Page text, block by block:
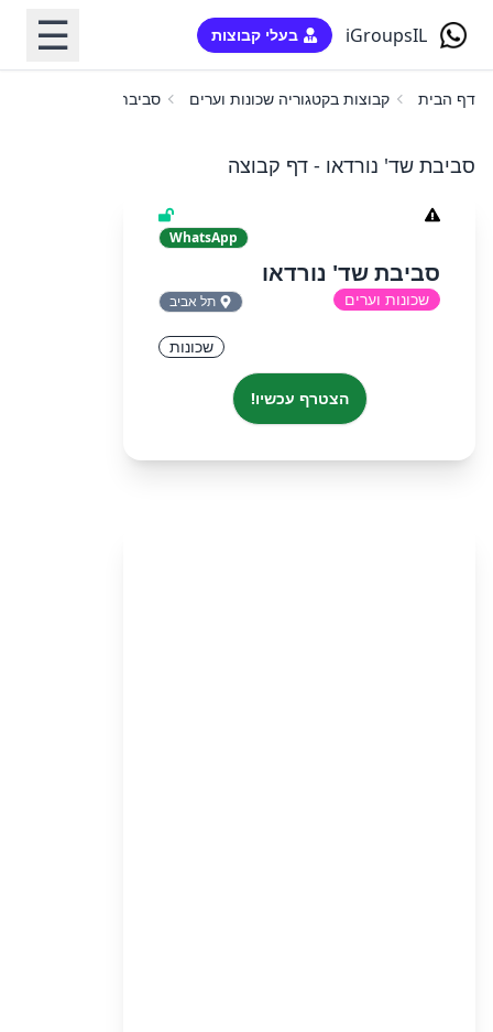
iGroupsIL בעלי קבוצות ☰
דף הבית קבוצות בקטגוריה שכונות וערים סביבת שד' נורדאו
סביבת שד' נורדאו - דף קבוצה
WhatsApp
סביבת שד' נורדאו
שכונות וערים תל אביב
שכונות
הצטרף עכשיו!